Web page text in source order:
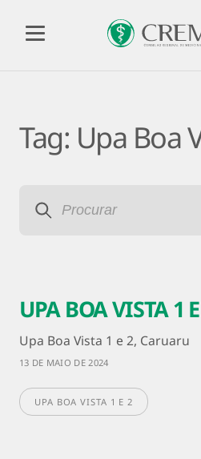
Tag: Upa Boa
UPA BOA VISTA 1
Upa Boa Vista 1 e 2, Caruaru
13 DE MAIO DE 2024
UPA BOA VISTA 1 E 2